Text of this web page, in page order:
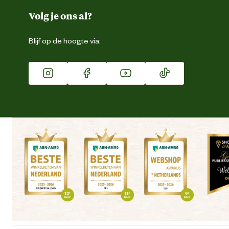
Duurzaamheid
Franchise
Vacatures
Winkels
Volg je ons al?
Blijf op de hoogte via: